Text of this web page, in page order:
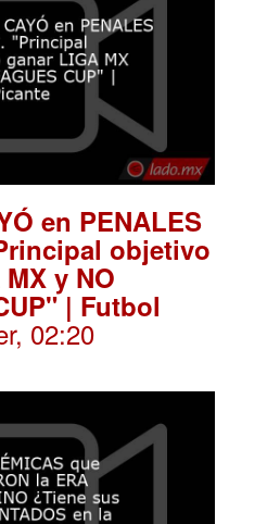
en PENALES
objetivo
y NO
| Futbol
02:20